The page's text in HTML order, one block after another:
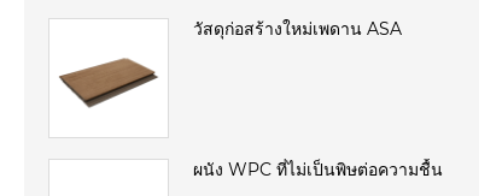
วัสดุก่อสร้างใหม่เพดาน ASA
ผนัง WPC ที่ไม่เป็นพิษต่อความชื้น